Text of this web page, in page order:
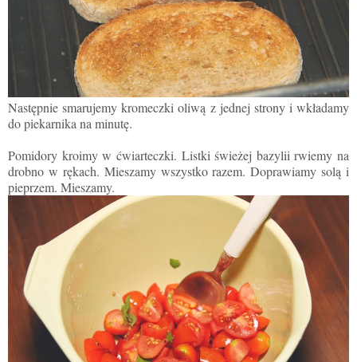
Następnie smarujemy kromeczki oliwą z jednej strony i wkładamy
do piekarnika na minutę.
Pomidory kroimy w ćwiarteczki. Listki świeżej bazylii rwiemy na
drobno w rękach. Mieszamy wszystko razem. Doprawiamy solą i
pieprzem. Mieszamy.